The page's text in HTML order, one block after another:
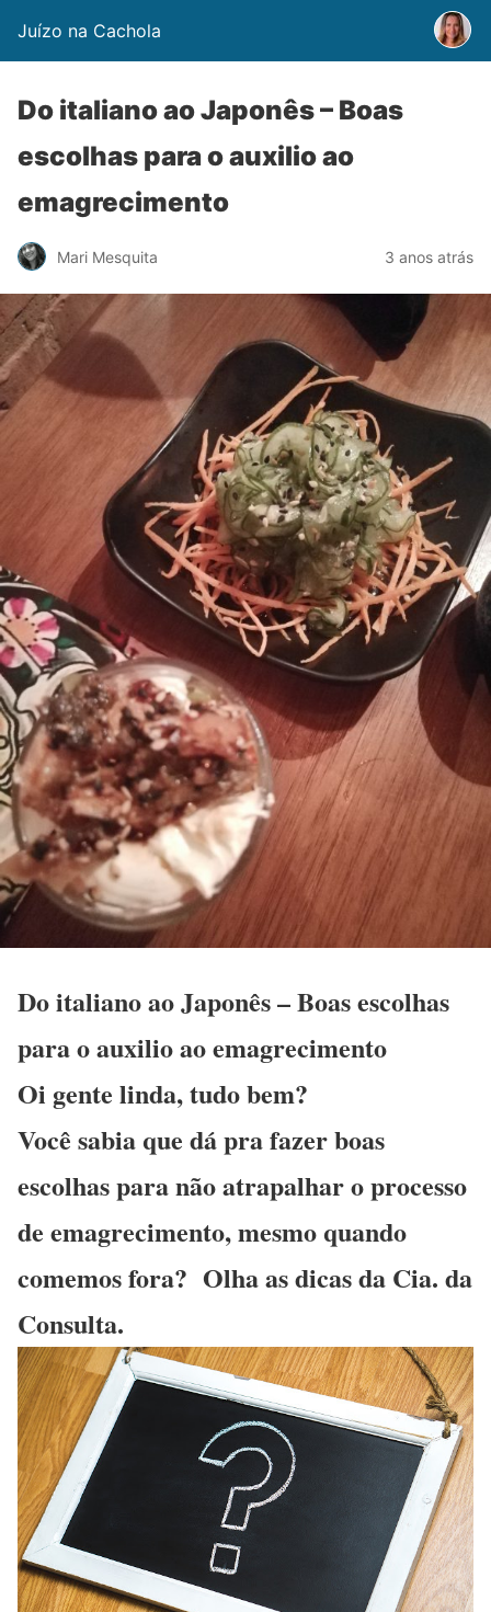
Juízo na Cachola
Do italiano ao Japonês – Boas
escolhas para o auxilio ao
emagrecimento
Mari Mesquita 3 anos atrás
Do italiano ao Japonês – Boas escolhas
para o auxilio ao emagrecimento
Oi gente linda, tudo bem?
Você sabia que dá pra fazer boas
escolhas para não atrapalhar o processo
de emagrecimento, mesmo quando
comemos fora? Olha as dicas da Cia. da
Consulta.